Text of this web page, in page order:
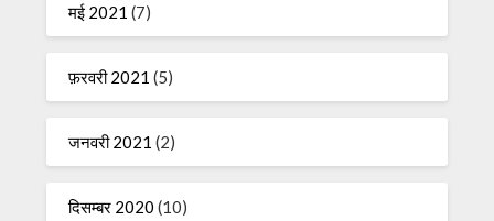
मई 2021 (7)
फ़रवरी 2021 (5)
जनवरी 2021 (2)
दिसम्बर 2020 (10)